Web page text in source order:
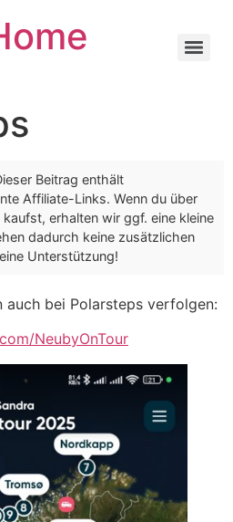
Beitrag enthält
Affiliate-Links. Wenn du über
erhalten wir ggf. eine kleine
dadurch keine zusätzlichen
Unterstützung!
auch bei Polarsteps verfolgen:
NeubyOnTour